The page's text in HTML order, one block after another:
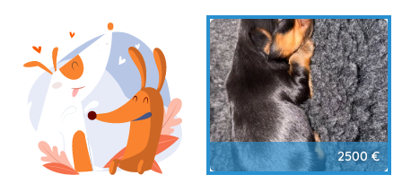
2500 €